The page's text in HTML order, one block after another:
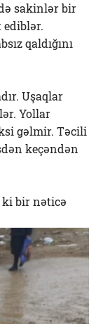
sakinlər bir
qaldığını
Uşaqlar
Yollar
gəlmir. Təcili
keçəndən
ki bir nəticə